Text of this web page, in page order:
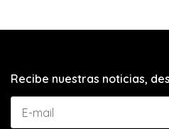
Recibe nuestras noticias,